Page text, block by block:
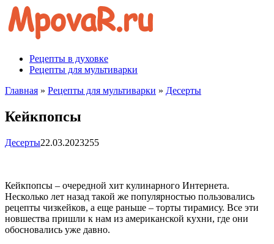
Перейти
контенту
Рецепты в духовке
Рецепты для мультиварки
Главная » Рецепты для мультиварки » Десерты
Кейкпопсы
Десерты22.03.2023255
Кейкпопсы – очередной хит кулинарного Интернета.
Несколько лет назад такой же популярностью пользовались
рецепты чизкейков, а еще раньше – торты тирамису. Все эти
новшества пришли к нам из американской кухни, где они
обосновались уже давно.